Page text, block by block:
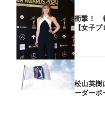
衝撃！
【女子プ
松山英
ーダーボ